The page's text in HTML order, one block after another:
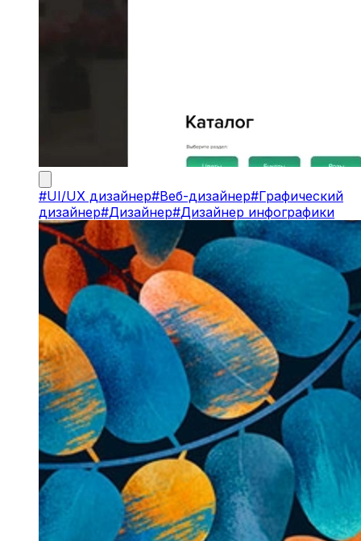
#UI/UX дизайнер#Веб-дизайнер#Графический
дизайнер#Дизайнер#Дизайнер инфографики